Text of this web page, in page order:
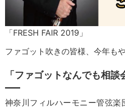
「FRESH FAIR 2019」
ファゴット吹きの皆様、今年も
「ファゴットなんでも相談
神奈川フィルハーモニー管弦